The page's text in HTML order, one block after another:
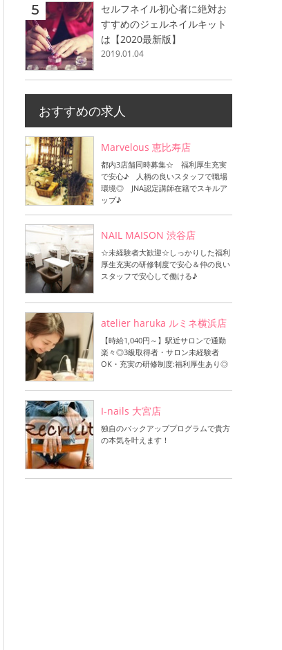
セルフネイル初心者に絶対お
すすめのジェルネイルキット
は【2020最新版】
2019.01.04
おすすめの求人
Marvelous 恵比寿店
都内3店舗同時募集☆ 福利厚生充実
で安心♪ 人柄の良いスタッフで職場
環境◎ JNA認定講師在籍でスキルア
ップ♪
NAIL MAISON 渋谷店
☆未経験者大歓迎☆しっかりした福利
厚生充実の研修制度で安心＆仲の良い
スタッフで安心して働ける♪
atelier haruka ルミネ横浜店
【時給1,040円～】駅近サロンで通勤
楽々◎3級取得者・サロン未経験者
OK・充実の研修制度:福利厚生あり◎
I-nails 大宮店
独自のバックアッププログラムで貴方
の本気を叶えます！